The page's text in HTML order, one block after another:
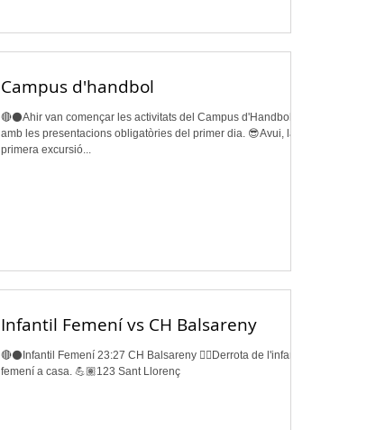
Campus d'handbol
🔴⚫Ahir van començar les activitats del Campus d'Handbol,
amb les presentacions obligatòries del primer dia. 😎Avui, la
primera excursió...
Infantil Femení vs CH Balsareny
🔴⚫️Infantil Femení 23:27 CH Balsareny 👉🏽Derrota de l'infantil
femení a casa. 💪🏽123 Sant Llorenç